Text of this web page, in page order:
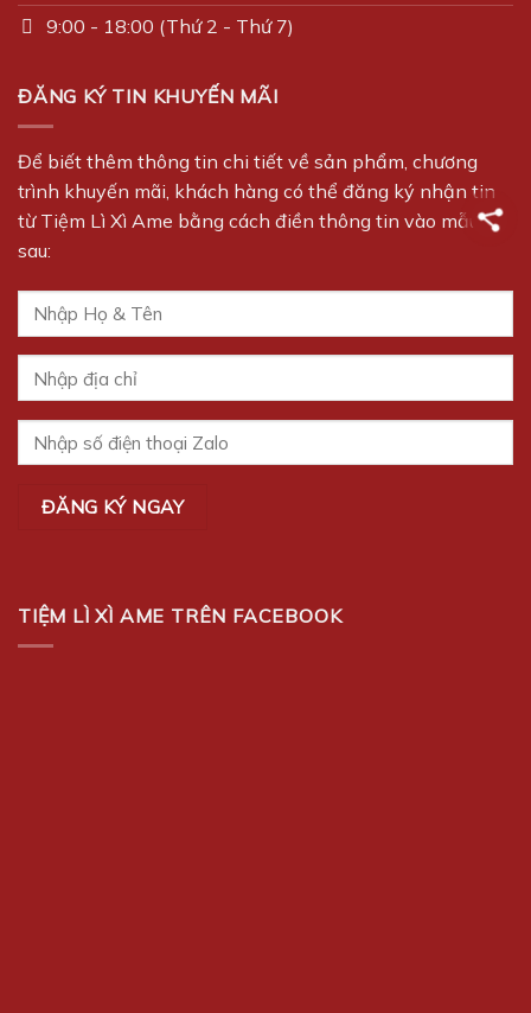
9:00 - 18:00 (Thứ 2 - Thứ 7)
ĐĂNG KÝ TIN KHUYẾN MÃI
Để biết thêm thông tin chi tiết về sản phẩm, chương
trình khuyến mãi, khách hàng có thể đăng ký nhận tin
từ Tiệm Lì Xì Ame bằng cách điền thông tin vào mẫu
sau:
TIỆM LÌ XÌ AME TRÊN FACEBOOK